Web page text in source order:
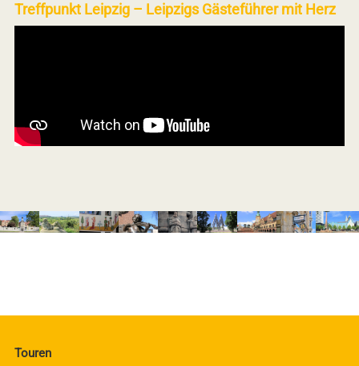
Treffpunkt Leipzig – Leipzigs Gästeführer mit Herz
Touren